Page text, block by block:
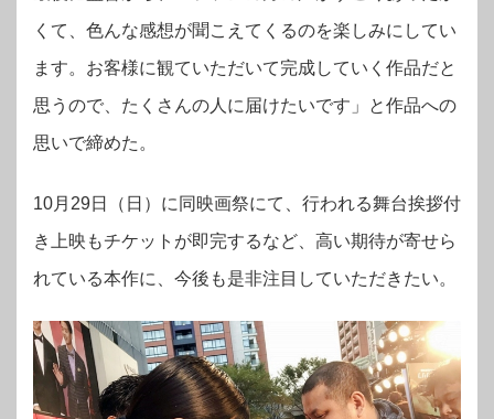
くて、色んな感想が聞こえてくるのを楽しみにしてい
ます。お客様に観ていただいて完成していく作品だと
思うので、たくさんの人に届けたいです」と作品への
思いで締めた。
10月29日（日）に同映画祭にて、行われる舞台挨拶付
き上映もチケットが即完するなど、高い期待が寄せら
れている本作に、今後も是非注目していただきたい。